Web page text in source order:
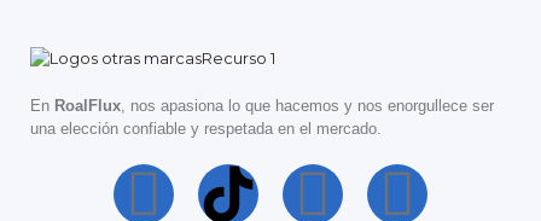
En RoalFlux, nos apasiona lo que hacemos y nos enorgullece ser
una elección confiable y respetada en el mercado.